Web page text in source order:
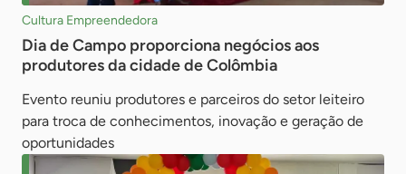
Cultura Empreendedora
Dia de Campo proporciona negócios aos
produtores da cidade de Colômbia
Evento reuniu produtores e parceiros do setor leiteiro
para troca de conhecimentos, inovação e geração de
oportunidades